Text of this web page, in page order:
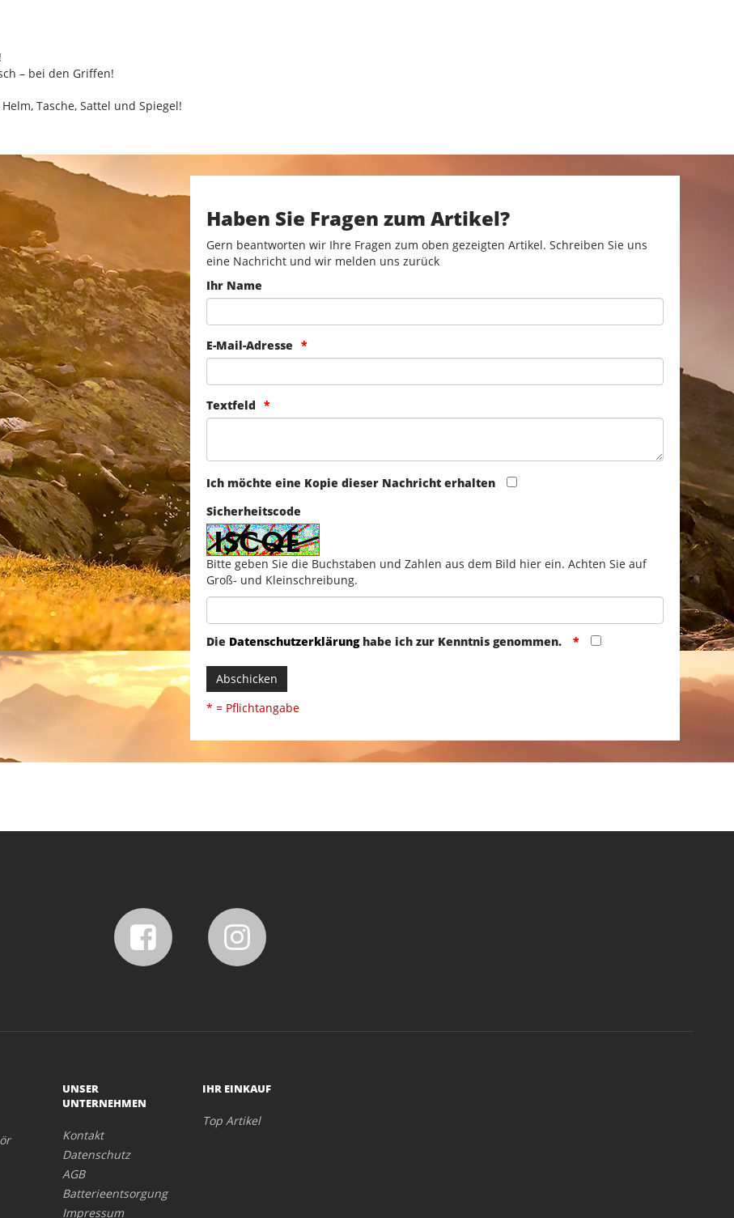
– bei den Griffen!
Tasche, Sattel und Spiegel!
Haben Sie Fragen zum Artikel?
Gern beantworten wir Ihre Fragen zum oben gezeigten Artikel. Schreiben Sie uns
eine Nachricht und wir melden uns zurück
Ihr Name
E-Mail-Adresse
Textfeld
Ich möchte eine Kopie dieser Nachricht erhalten
Sicherheitscode
Bitte geben Sie die Buchstaben und Zahlen aus dem Bild hier ein. Achten Sie auf
Groß- und Kleinschreibung.
Die Datenschutzerklärunghabe ich zur Kenntnis genommen.
Abschicken
* = Pflichtangabe
UNSER
UNTERNEHMEN
Kontakt
Datenschutz
AGB
Batterieentsorgung
Impressum
IHR EINKAUF
Top Artikel